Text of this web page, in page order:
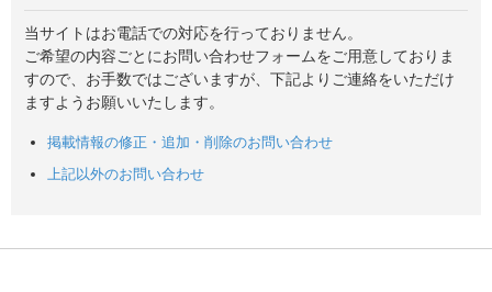
当サイトはお電話での対応を行っておりません。
ご希望の内容ごとにお問い合わせフォームをご用意しておりま
すので、お手数ではございますが、下記よりご連絡をいただけ
ますようお願いいたします。
掲載情報の修正・追加・削除のお問い合わせ
上記以外のお問い合わせ